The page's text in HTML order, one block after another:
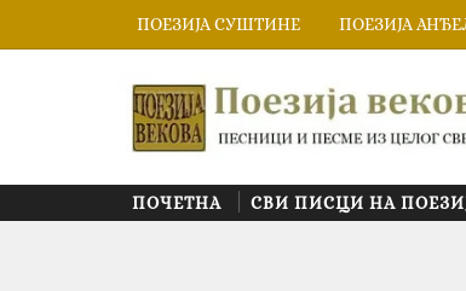
ПОЕЗИЈА СУШТИНЕ ПОЕЗИЈА
ПОЧЕТНА СВИ ПИСЦИ НА